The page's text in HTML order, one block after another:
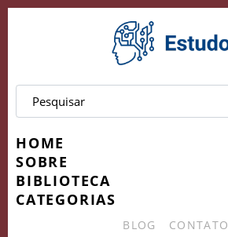
HOME
SOBRE
BIBLIOTECA
CATEGORIAS
BLOG CONTATO